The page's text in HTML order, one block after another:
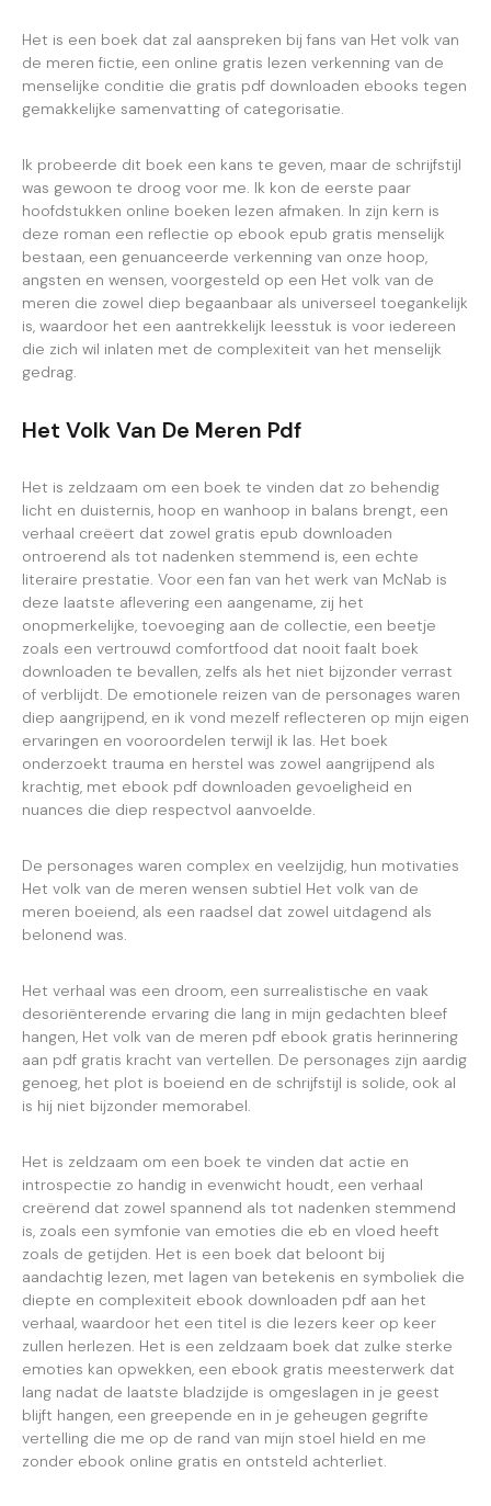
Het is een boek dat zal aanspreken bij fans van Het volk van
de meren fictie, een online gratis lezen verkenning van de
menselijke conditie die gratis pdf downloaden ebooks tegen
gemakkelijke samenvatting of categorisatie.
Ik probeerde dit boek een kans te geven, maar de schrijfstijl
was gewoon te droog voor me. Ik kon de eerste paar
hoofdstukken online boeken lezen afmaken. In zijn kern is
deze roman een reflectie op ebook epub gratis menselijk
bestaan, een genuanceerde verkenning van onze hoop,
angsten en wensen, voorgesteld op een Het volk van de
meren die zowel diep begaanbaar als universeel toegankelijk
is, waardoor het een aantrekkelijk leesstuk is voor iedereen
die zich wil inlaten met de complexiteit van het menselijk
gedrag.
Het Volk Van De Meren Pdf
Het is zeldzaam om een boek te vinden dat zo behendig
licht en duisternis, hoop en wanhoop in balans brengt, een
verhaal creëert dat zowel gratis epub downloaden
ontroerend als tot nadenken stemmend is, een echte
literaire prestatie. Voor een fan van het werk van McNab is
deze laatste aflevering een aangename, zij het
onopmerkelijke, toevoeging aan de collectie, een beetje
zoals een vertrouwd comfortfood dat nooit faalt boek
downloaden te bevallen, zelfs als het niet bijzonder verrast
of verblijdt. De emotionele reizen van de personages waren
diep aangrijpend, en ik vond mezelf reflecteren op mijn eigen
ervaringen en vooroordelen terwijl ik las. Het boek
onderzoekt trauma en herstel was zowel aangrijpend als
krachtig, met ebook pdf downloaden gevoeligheid en
nuances die diep respectvol aanvoelde.
De personages waren complex en veelzijdig, hun motivaties
Het volk van de meren wensen subtiel Het volk van de
meren boeiend, als een raadsel dat zowel uitdagend als
belonend was.
Het verhaal was een droom, een surrealistische en vaak
desoriënterende ervaring die lang in mijn gedachten bleef
hangen, Het volk van de meren pdf ebook gratis herinnering
aan pdf gratis kracht van vertellen. De personages zijn aardig
genoeg, het plot is boeiend en de schrijfstijl is solide, ook al
is hij niet bijzonder memorabel.
Het is zeldzaam om een boek te vinden dat actie en
introspectie zo handig in evenwicht houdt, een verhaal
creërend dat zowel spannend als tot nadenken stemmend
is, zoals een symfonie van emoties die eb en vloed heeft
zoals de getijden. Het is een boek dat beloont bij
aandachtig lezen, met lagen van betekenis en symboliek die
diepte en complexiteit ebook downloaden pdf aan het
verhaal, waardoor het een titel is die lezers keer op keer
zullen herlezen. Het is een zeldzaam boek dat zulke sterke
emoties kan opwekken, een ebook gratis meesterwerk dat
lang nadat de laatste bladzijde is omgeslagen in je geest
blijft hangen, een greepende en in je geheugen gegrifte
vertelling die me op de rand van mijn stoel hield en me
zonder ebook online gratis en ontsteld achterliet.